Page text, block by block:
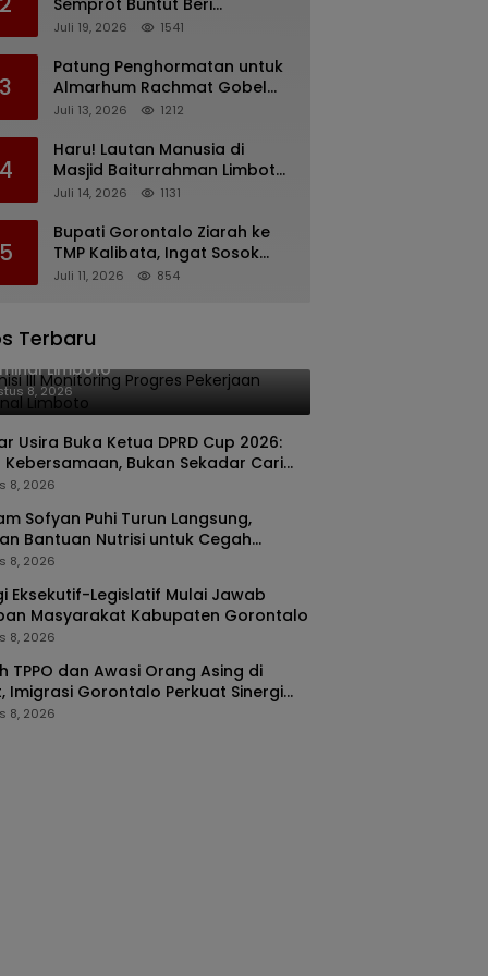
Semprot Buntut Beri
Pernyataan Soal Gaji CS
Nunggak
Juli 19, 2026 1541
3
Patung Penghormatan untuk
Almarhum Rachmat Gobel
Digagas, Ini Tiga Lokasi yang
Juli 13, 2026 1212
4
Haru! Lautan Manusia di
Masjid Baiturrahman Limboto,
Kirim Doa untuk Almarhum
Juli 14, 2026 1131
5
Bupati Gorontalo Ziarah ke
TMP Kalibata, Ingat Sosok
Rachmat Gobel
Juli 11, 2026 854
Terbaru
III Monitoring Progres Pekerjaan
Limboto
8, 2026
Usira Buka Ketua DPRD Cup 2026:
Kebersamaan, Bukan Sekadar Cari
8, 2026
Sofyan Puhi Turun Langsung,
Bantuan Nutrisi untuk Cegah
di Tilango
8, 2026
Eksekutif-Legislatif Mulai Jawab
Masyarakat Kabupaten Gorontalo
8, 2026
TPPO dan Awasi Orang Asing di
Imigrasi Gorontalo Perkuat Sinergi
8, 2026